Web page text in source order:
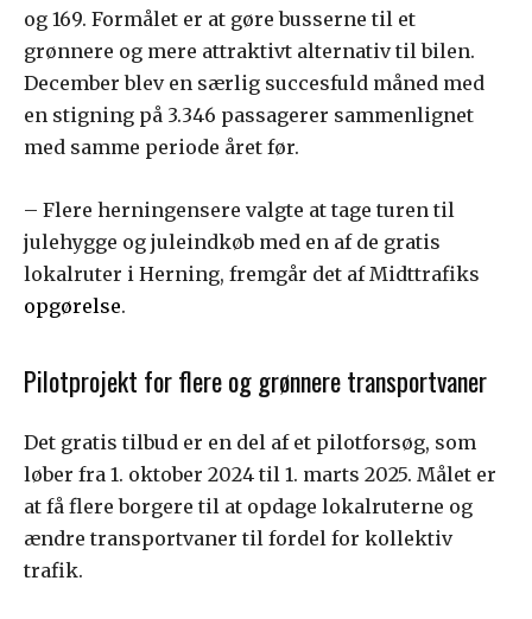
og 169. Formålet er at gøre busserne til et
grønnere og mere attraktivt alternativ til bilen.
December blev en særlig succesfuld måned med
en stigning på 3.346 passagerer sammenlignet
med samme periode året før.
– Flere herningensere valgte at tage turen til
julehygge og juleindkøb med en af de gratis
lokalruter i Herning, fremgår det af Midttrafiks
opgørelse.
Pilotprojekt for flere og grønnere transportvaner
Det gratis tilbud er en del af et pilotforsøg, som
løber fra 1. oktober 2024 til 1. marts 2025. Målet er
at få flere borgere til at opdage lokalruterne og
ændre transportvaner til fordel for kollektiv
trafik.